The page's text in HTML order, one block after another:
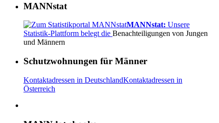
MANNstat
MANNstat: Unsere
Statistik-Plattform belegt die Benachteiligungen von Jungen
und Männern
Schutzwohnungen für Männer
Kontaktadressen in DeutschlandKontaktadressen in
Österreich